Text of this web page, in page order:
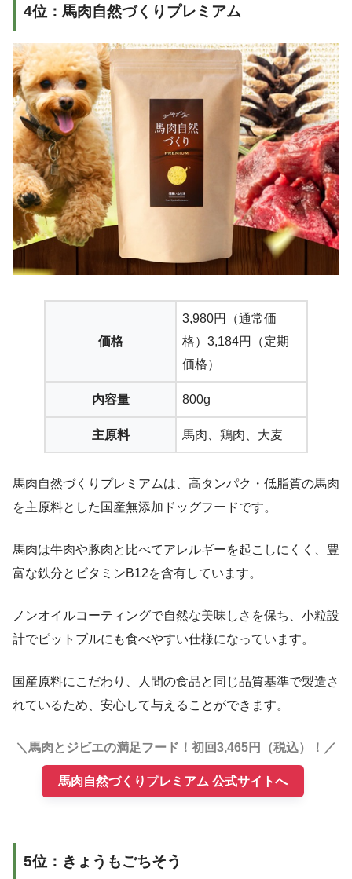
4位：馬肉自然づくりプレミアム
価格
3,980円（通常価
格）3,184円（定期
価格）
内容量 800g
主原料 馬肉、鶏肉、大麦
馬肉自然づくりプレミアムは、高タンパク・低脂質の馬肉
を主原料とした国産無添加ドッグフードです。
馬肉は牛肉や豚肉と比べてアレルギーを起こしにくく、豊
富な鉄分とビタミンB12を含有しています。
ノンオイルコーティングで自然な美味しさを保ち、小粒設
計でピットブルにも食べやすい仕様になっています。
国産原料にこだわり、人間の食品と同じ品質基準で製造さ
れているため、安心して与えることができます。
＼馬肉とジビエの満足フード！初回3,465円（税込）！／
馬肉自然づくりプレミアム 公式サイトへ
5位：きょうもごちそう